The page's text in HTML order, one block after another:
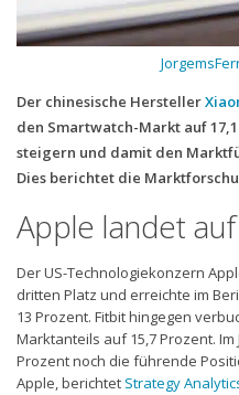
Flatrate-Prepaidtarife
Mobilfunk-
Mobilfunk-
Flatrate-Datentarife
Der chinesische Hersteller
den Smartwatch-Markt auf
steigern und damit den
Dies berichtet die
Apple landet
Der US-Technologiekonzern
dritten Platz und erreichte im
13 Prozent. Fitbit hingegen
Marktanteils auf 15,7 Prozent. Im
Prozent noch die führende
Apple, berichtet Strategy